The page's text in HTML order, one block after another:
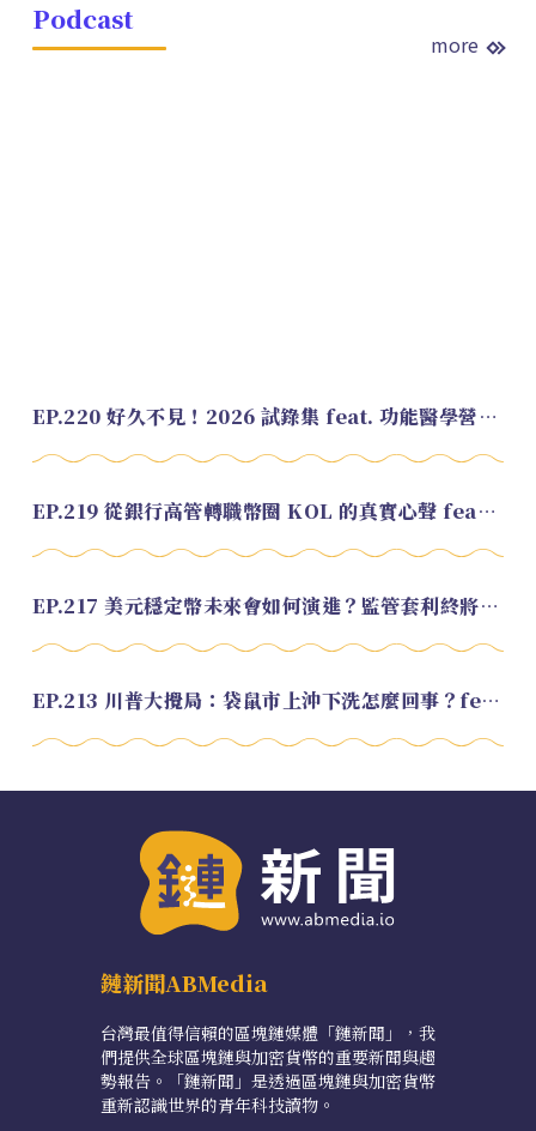
Podcast
more
EP.220 好久不見！2026 試錄集 feat. 功能醫學營養師 美寶
EP.219 從銀行高管轉職幣圈 KOL 的真實心聲 feat.龜大
EP.217 美元穩定幣未來會如何演進？監管套利終將收斂？feat. 研究員 余哲安
EP.213 川普大攪局：袋鼠市上沖下洗怎麼回事？feat. Alvin
鏈新聞ABMedia
台灣最值得信賴的區塊鏈媒體「鏈新聞」，我
們提供全球區塊鏈與加密貨幣的重要新聞與趨
勢報告。「鏈新聞」是透過區塊鏈與加密貨幣
重新認識世界的青年科技讀物。